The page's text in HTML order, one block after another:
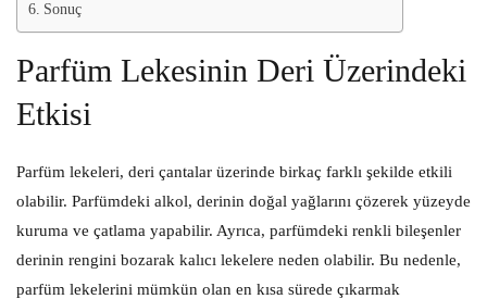
Sonuç
Parfüm Lekesinin Deri Üzerindeki
Etkisi
Parfüm lekeleri, deri çantalar üzerinde birkaç farklı şekilde etkili
olabilir. Parfümdeki alkol, derinin doğal yağlarını çözerek yüzeyde
kuruma ve çatlama yapabilir. Ayrıca, parfümdeki renkli bileşenler
derinin rengini bozarak kalıcı lekelere neden olabilir. Bu nedenle,
parfüm lekelerini mümkün olan en kısa sürede çıkarmak